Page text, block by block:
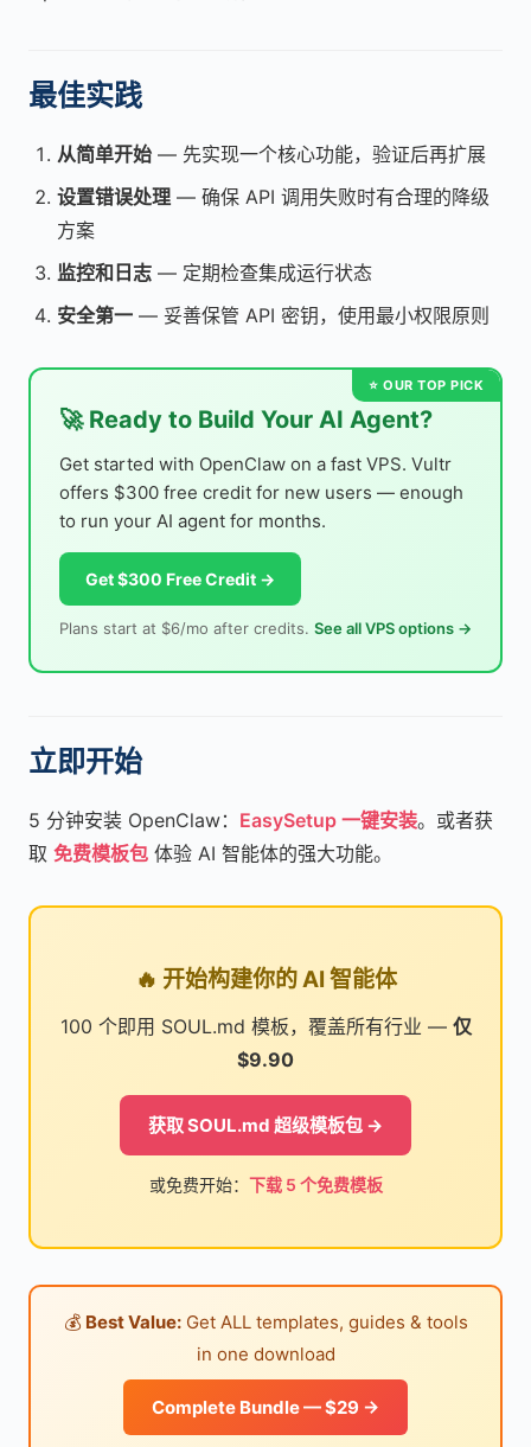
最佳实践
从简单开始 — 先实现一个核心功能，验证后再扩展
设置错误处理 — 确保 API 调用失败时有合理的降级
方案
监控和日志 — 定期检查集成运行状态
安全第一 — 妥善保管 API 密钥，使用最小权限原则
🚀 Ready to Build Your AI Agent?
Get started with OpenClaw on a fast VPS. Vultr
offers $300 free credit for new users — enough
to run your AI agent for months.
Get $300 Free Credit →
Plans start at $6/mo after credits. See all VPS options →
立即开始
5 分钟安装 OpenClaw： EasySetup 一键安装。或者获
取 免费模板包 体验 AI 智能体的强大功能。
🔥 开始构建你的 AI 智能体
100 个即用 SOUL.md 模板，覆盖所有行业 — 仅
$9.90
获取 SOUL.md 超级模板包 →
或免费开始： 下载 5 个免费模板
💰 Best Value:Get ALL templates, guides & tools
in one download
Complete Bundle — $29 →